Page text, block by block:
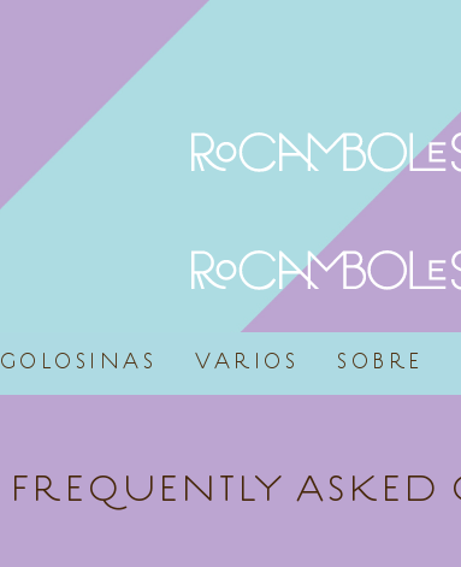
GOLOSINAS VARIOS SOBRE
FREQUENTLY ASKED